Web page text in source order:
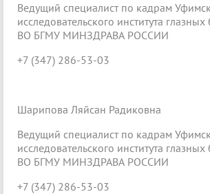
Ведущий специалист по кадрам
исследовательского института
ВО БГМУ МИНЗДРАВА РОССИИ
+7 (347) 286-53-03
Шарипова Ляйсан Радиковна
Ведущий специалист по кадрам
исследовательского института
ВО БГМУ МИНЗДРАВА РОССИИ
+7 (347) 286-53-03